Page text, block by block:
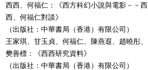
西西、何福仁：《西方科幻小說與電影－－西
西、何福仁對談》
（出版社：中華書局（香港）有限公司）
王家琪、甘玉貞、何福仁、陳燕遐、趙曉彤、
樊善標：《西西研究資料》
（出版社：中華書局（香港）有限公司）